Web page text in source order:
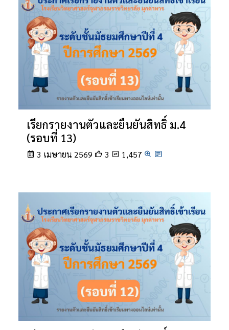
เรียกรายงานตัวและยืนยันสิทธิ์ ม.4
(รอบที่ 13)
3 เมษายน 2569 3 1,457